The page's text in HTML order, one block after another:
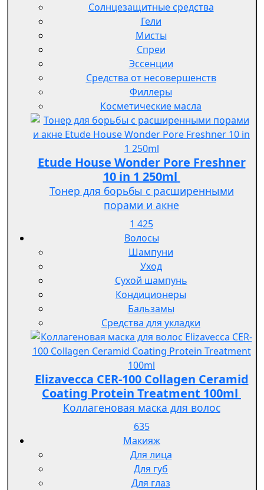
Солнцезащитные средства
Гели
Мисты
Спреи
Эссенции
Средства от несовершенств
Филлеры
Косметические масла
Etude House Wonder Pore Freshner
10 in 1 250ml
Тонер для борьбы с расширенными
порами и акне
1 425
Волосы
Шампуни
Уход
Сухой шампунь
Кондиционеры
Бальзамы
Средства для укладки
Elizavecca CER-100 Collagen Ceramid
Coating Protein Treatment 100ml
Коллагеновая маска для волос
635
Макияж
Для лица
Для губ
Для глаз